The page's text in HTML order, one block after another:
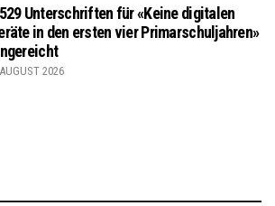
Unterschriften für «Keine digitalen
in den ersten vier Primarschuljahren»
2026